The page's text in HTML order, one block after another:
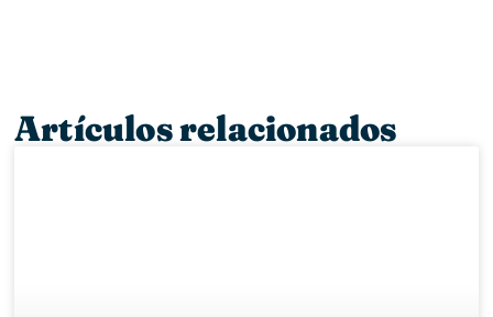
Artículos relacionados